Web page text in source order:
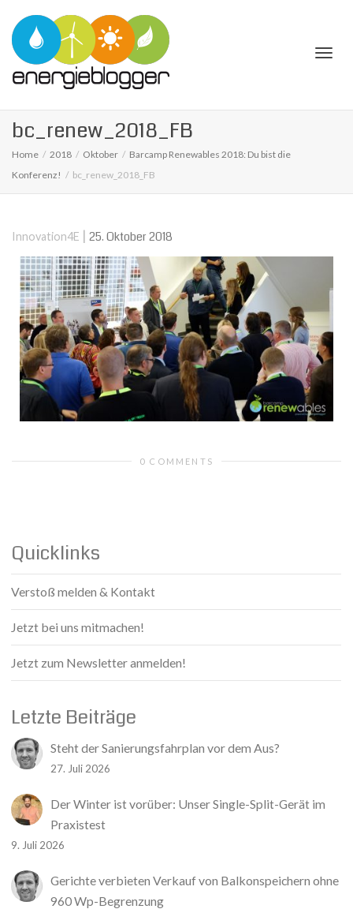
bc_renew_2018_FB
Home 2018 Oktober
Barcamp Renewables 2018: Du bist die
Konferenz!
bc_renew_2018_FB
Innovation4E | 25. Oktober 2018
0 COMMENTS
Quicklinks
Verstoß melden & Kontakt
Jetzt bei uns mitmachen!
Jetzt zum Newsletter anmelden!
Letzte Beiträge
Steht der Sanierungsfahrplan vor dem Aus?
27. Juli 2026
Der Winter ist vorüber: Unser Single-Split-Gerät im
Praxistest
9. Juli 2026
Gerichte verbieten Verkauf von Balkonspeichern ohne
960 Wp-Begrenzung